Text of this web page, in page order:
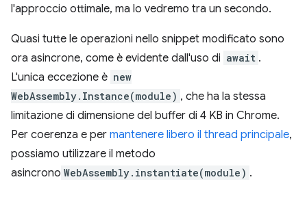
l'approccio ottimale, ma lo vedremo tra un secondo.
Quasi tutte le operazioni nello snippet modificato sono
ora asincrone, come è evidente dall'uso di await .
L'unica eccezione è new
WebAssembly.Instance(module) , che ha la stessa
limitazione di dimensione del buffer di 4 KB in Chrome.
Per coerenza e per mantenere libero il thread principale,
possiamo utilizzare il metodo
asincrono WebAssembly.instantiate(module) .